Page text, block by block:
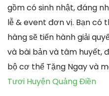
gồm có sinh nhật, đáng
lễ & event đơn vị. Bạn có
hàng sẽ tiến hành giải
và bài bản và tâm huyết,
bộ cơ thể Tặng Ngay và
Tươi Huyện Quảng Điền